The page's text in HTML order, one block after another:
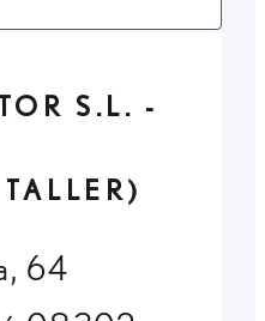
S.L. -
64